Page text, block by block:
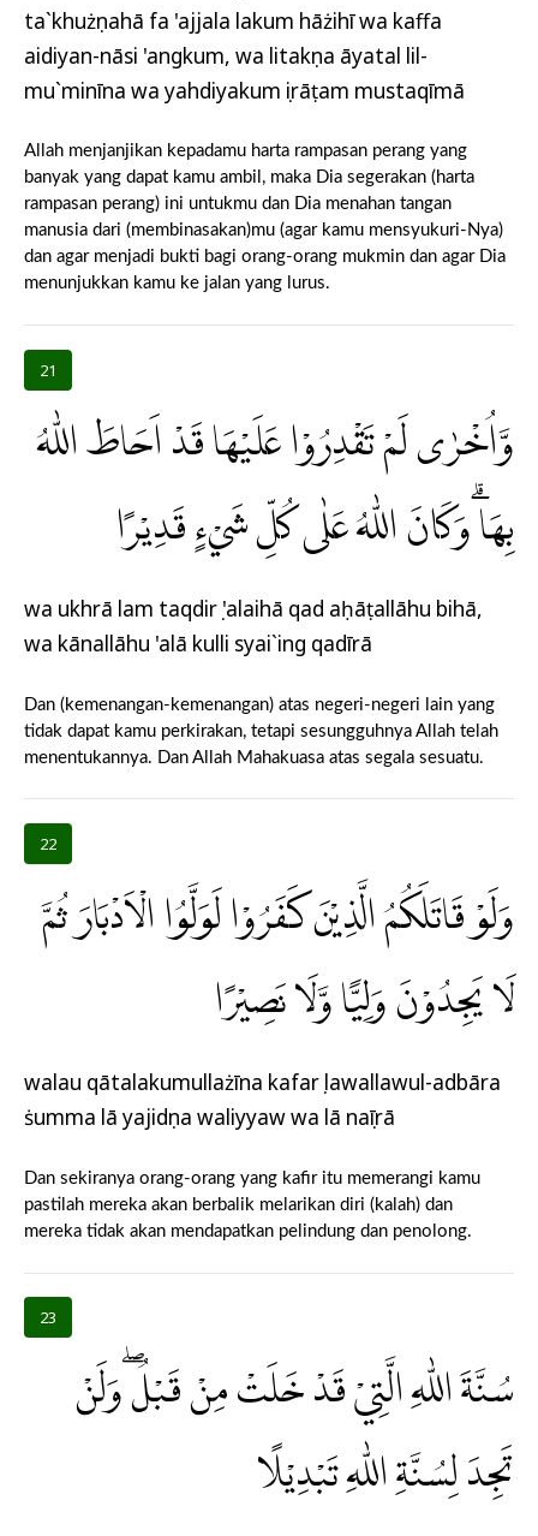
ta`khużụnahā fa 'ajjala lakum hāżihī wa kaffa
aidiyan-nāsi 'angkum, wa litakụna āyatal lil-
mu`minīna wa yahdiyakum ṣirāṭam mustaqīmā
Allah menjanjikan kepadamu harta rampasan perang yang
banyak yang dapat kamu ambil, maka Dia segerakan (harta
rampasan perang) ini untukmu dan Dia menahan tangan
manusia dari (membinasakan)mu (agar kamu mensyukuri-Nya)
dan agar menjadi bukti bagi orang-orang mukmin dan agar Dia
menunjukkan kamu ke jalan yang lurus.
21
وَّاُخْرٰى لَمْ تَقْدِرُوْا عَلَيْهَا قَدْ اَحَاطَ اللّٰهُ
بِهَا ۗوَكَانَ اللّٰهُ عَلٰى كُلِّ شَيْءٍ قَدِيْرًا
wa ukhrā lam taqdirụ 'alaihā qad aḥāṭallāhu bihā,
wa kānallāhu 'alā kulli syai`ing qadīrā
Dan (kemenangan-kemenangan) atas negeri-negeri lain yang
tidak dapat kamu perkirakan, tetapi sesungguhnya Allah telah
menentukannya. Dan Allah Mahakuasa atas segala sesuatu.
22
وَلَوْ قَاتَلَكُمُ الَّذِيْنَ كَفَرُوْا لَوَلَّوُا الْاَدْبَارَ ثُمَّ
لَا يَجِدُوْنَ وَلِيًّا وَّلَا نَصِيْرًا
walau qātalakumullażīna kafarụ lawallawul-adbāra
ṡumma lā yajidụna waliyyaw wa lā naṣīrā
Dan sekiranya orang-orang yang kafir itu memerangi kamu
pastilah mereka akan berbalik melarikan diri (kalah) dan
mereka tidak akan mendapatkan pelindung dan penolong.
23
سُنَّةَ اللّٰهِ الَّتِيْ قَدْ خَلَتْ مِنْ قَبْلُ ۖوَلَنْ
تَجِدَ لِسُنَّةِ اللّٰهِ تَبْدِيْلًا